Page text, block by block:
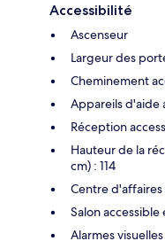
Accessibilité
Ascenseur
Largeur des
Cheminement
Appareils d'aide
Réception
Hauteur de la
cm) : 114
Centre
Salon
Alarmes